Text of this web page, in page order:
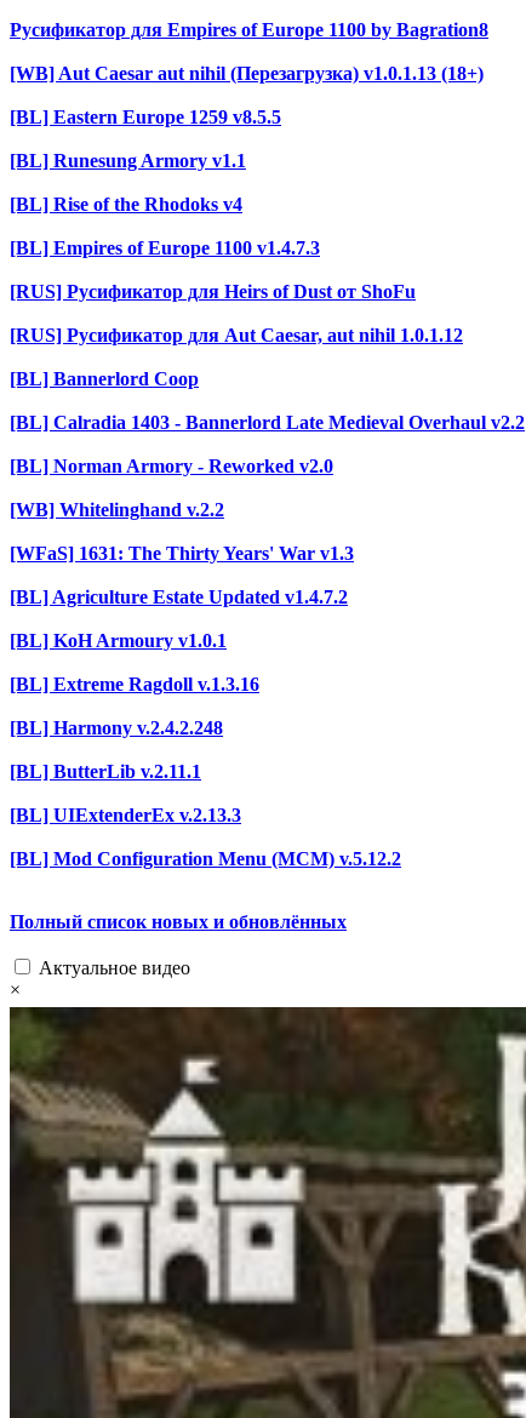
Русификатор для Empires of Europe 1100 by Bagration8
[WB] Aut Caesar aut nihil (Перезагрузка) v1.0.1.13 (18+)
[BL] Eastern Europe 1259 v8.5.5
[BL] Runesung Armory v1.1
[BL] Rise of the Rhodoks v4
[BL] Empires of Europe 1100 v1.4.7.3
[RUS] Русификатор для Heirs of Dust от ShoFu
[RUS] Русификатор для Aut Caesar, aut nihil 1.0.1.12
[BL] Bannerlord Coop
[BL] Calradia 1403 - Bannerlord Late Medieval Overhaul v2.2
[BL] Norman Armory - Reworked v2.0
[WB] Whitelinghand v.2.2
[WFaS] 1631: The Thirty Years' War v1.3
[BL] Agriculture Estate Updated v1.4.7.2
[BL] KoH Armoury v1.0.1
[BL] Extreme Ragdoll v.1.3.16
[BL] Harmony v.2.4.2.248
[BL] ButterLib v.2.11.1
[BL] UIExtenderEx v.2.13.3
[BL] Mod Configuration Menu (MCM) v.5.12.2
Полный список новых и обновлённых
Актуальное видео
×